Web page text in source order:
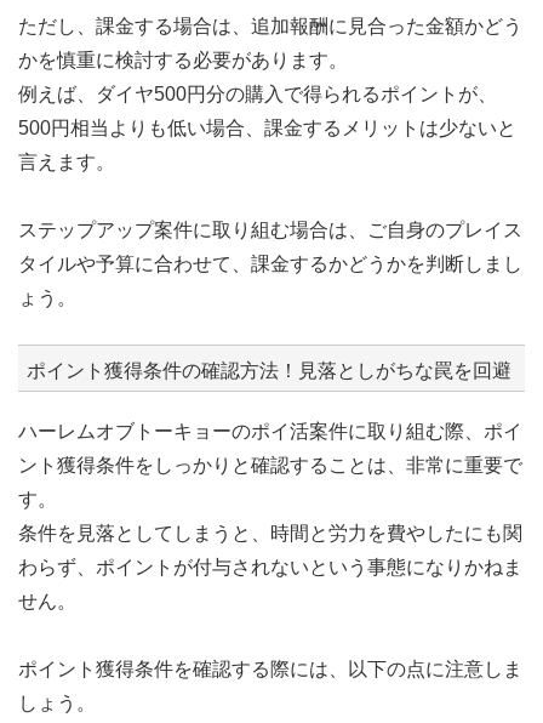
ただし、課金する場合は、追加報酬に見合った金額かどう
かを慎重に検討する必要があります。
例えば、ダイヤ500円分の購入で得られるポイントが、
500円相当よりも低い場合、課金するメリットは少ないと
言えます。
ステップアップ案件に取り組む場合は、ご自身のプレイス
タイルや予算に合わせて、課金するかどうかを判断しまし
ょう。
ポイント獲得条件の確認方法！見落としがちな罠を回避
ハーレムオブトーキョーのポイ活案件に取り組む際、ポイ
ント獲得条件をしっかりと確認することは、非常に重要で
す。
条件を見落としてしまうと、時間と労力を費やしたにも関
わらず、ポイントが付与されないという事態になりかねま
せん。
ポイント獲得条件を確認する際には、以下の点に注意しま
しょう。